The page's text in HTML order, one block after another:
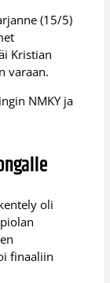
(15/5)
Kristian
varaan.
NMKY ja
oli
finaaliin